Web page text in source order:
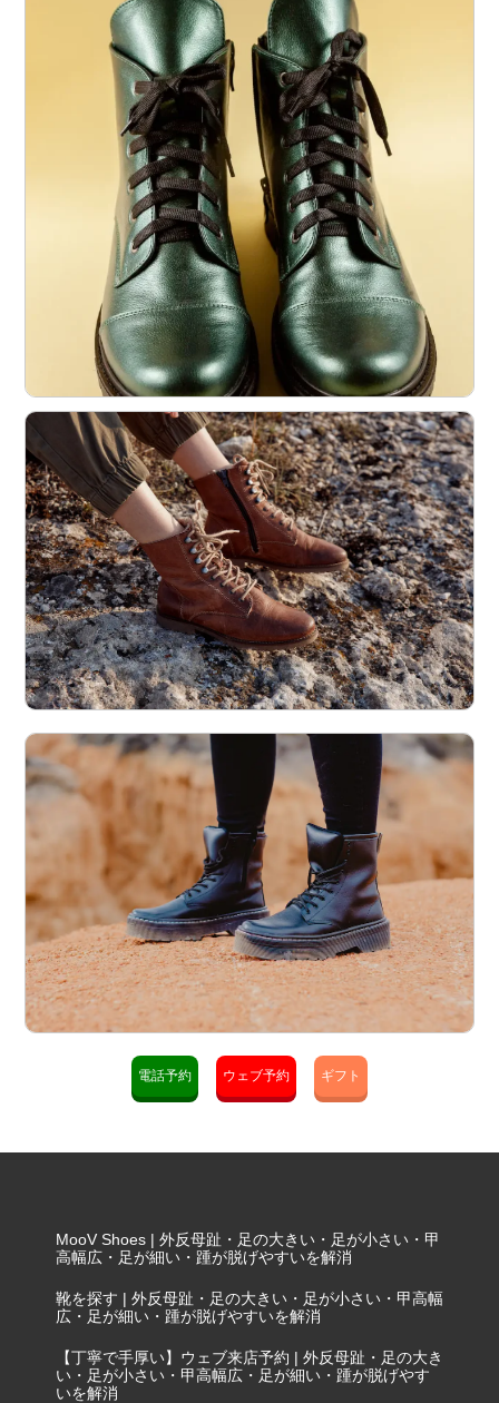
電話予約 ウェブ予約 ギフト
MooV Shoes | 外反母趾・足の大きい・足が小さい・甲
高幅広・足が細い・踵が脱げやすいを解消
靴を探す | 外反母趾・足の大きい・足が小さい・甲高幅
広・足が細い・踵が脱げやすいを解消
【丁寧で手厚い】ウェブ来店予約 | 外反母趾・足の大き
い・足が小さい・甲高幅広・足が細い・踵が脱げやす
いを解消